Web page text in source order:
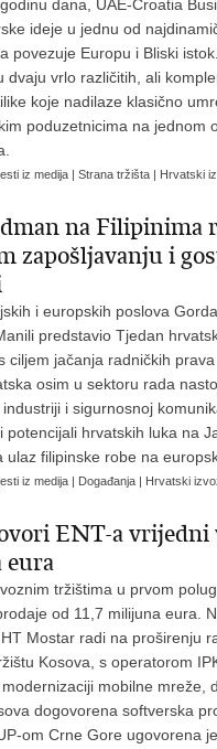
dana, UAE-Croatia
ideje u jednu od
povezuje Europu i Bliski
dvaju vrlo različitih, ali
koje nadilaze klasično
poduzetnicima na jednom
iz medija | Strana tržišta | Hrvatski
na Filipinima
zapošljavanju i
i europskih poslova
predstavio Tjedan
ciljem jačanja radničkih
osim u sektoru rada
i sigurnosnoj
potencijali hrvatskih luka na
ulaz filipinske robe na
iz medija | Događanja | Hrvatski
ENT-a vrijedni
tržištima u prvom
od 11,7 milijuna eura.
Mostar radi na proširenju
Kosova, s operatorom
mobilne mreže,
dogovorena softverska
om Crne Gore ugovorena